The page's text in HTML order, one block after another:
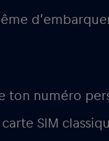
ton numéro
SIM